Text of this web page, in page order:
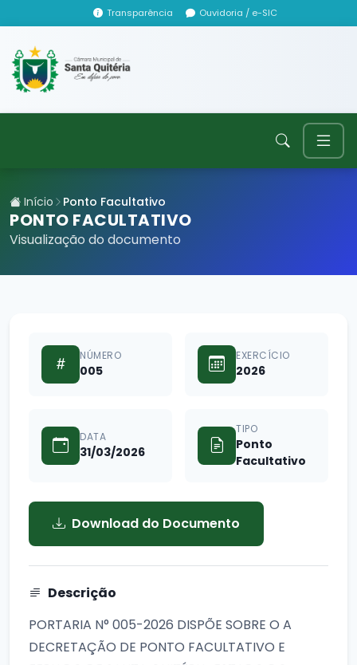
Transparência Ouvidoria / e-SIC
Início Ponto Facultativo
PONTO FACULTATIVO
Visualização do documento
NÚMERO
005
EXERCÍCIO
2026
DATA
31/03/2026
TIPO
Ponto
Facultativo
Download do Documento
Descrição
PORTARIA N° 005-2026 DISPÕE SOBRE O A
DECRETAÇÃO DE PONTO FACULTATIVO E